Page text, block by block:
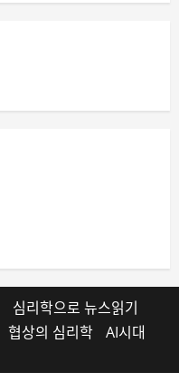
심리학으로 뉴스읽기
협상의 심리학 AI시대